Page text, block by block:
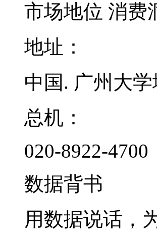
市场地位 消费
地址：
中国. 广州大学
总机：
020-8922-4700
数据背书
用数据说话，